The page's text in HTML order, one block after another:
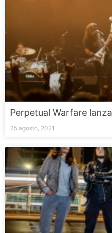
Perpetual Warfare lanza
25 agosto, 2021